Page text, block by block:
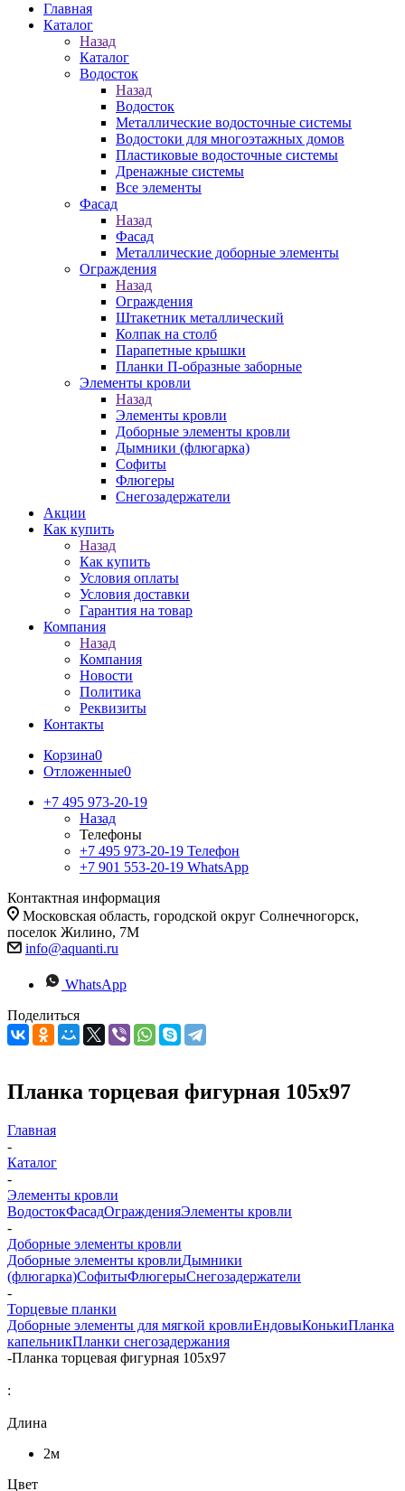
Главная
Каталог
Назад
Каталог
Водосток
Назад
Водосток
Металлические водосточные системы
Водостоки для многоэтажных домов
Пластиковые водосточные системы
Дренажные системы
Все элементы
Фасад
Назад
Фасад
Металлические доборные элементы
Ограждения
Назад
Ограждения
Штакетник металлический
Колпак на столб
Парапетные крышки
Планки П-образные заборные
Элементы кровли
Назад
Элементы кровли
Доборные элементы кровли
Дымники (флюгарка)
Софиты
Флюгеры
Снегозадержатели
Акции
Как купить
Назад
Как купить
Условия оплаты
Условия доставки
Гарантия на товар
Компания
Назад
Компания
Новости
Политика
Реквизиты
Контакты
Корзина0
Отложенные0
+7 495 973-20-19
Назад
Телефоны
+7 495 973-20-19 Телефон
+7 901 553-20-19 WhatsApp
Контактная информация
Московская область, городской округ Солнечногорск,
поселок Жилино, 7М
info@aquanti.ru
WhatsApp
Поделиться
Планка торцевая фигурная 105x97
Главная
-
Каталог
-
Элементы кровли
ВодостокФасадОгражденияЭлементы кровли
-
Доборные элементы кровли
Доборные элементы кровлиДымники
(флюгарка)СофитыФлюгерыСнегозадержатели
-
Торцевые планки
Доборные элементы для мягкой кровлиЕндовыКонькиПланка
капельникПланки снегозадержания
-Планка торцевая фигурная 105x97
:
Длина
2м
Цвет